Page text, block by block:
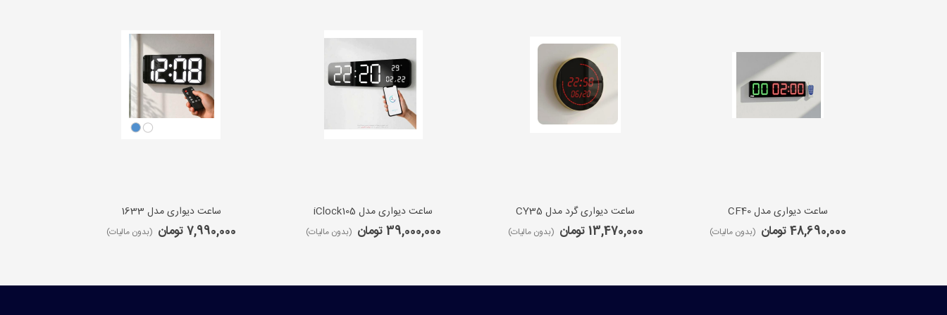
ساعت دیواری مدل CF40
48,690,000 تومان (بدون مالیات)
ساعت دیواری گرد مدل CY35
13,470,000 تومان (بدون مالیات)
ساعت دیواری مدل iClock105
39,000,000 تومان (بدون مالیات)
ساعت دیواری مدل 1633
7,990,000 تومان (بدون مالیات)